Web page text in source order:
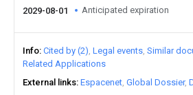
2029-08-01 Anticipated expiration
Info Cited by (2) Legal events Similar
Related Applications
External links Espacenet Global Dossier